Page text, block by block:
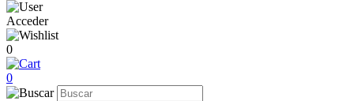
Acceder
0
0